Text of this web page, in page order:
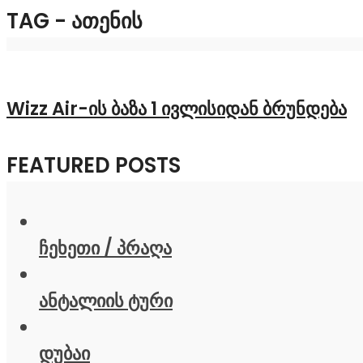
TAG - ᲐᲗᲔᲜᲘᲡ
Wizz Air-ის ბაზა 1 ივლისიდან ბრუნდება
FEATURED POSTS
ჩეხეთი / პრაღა
ანტალიის ტური
დუბაი